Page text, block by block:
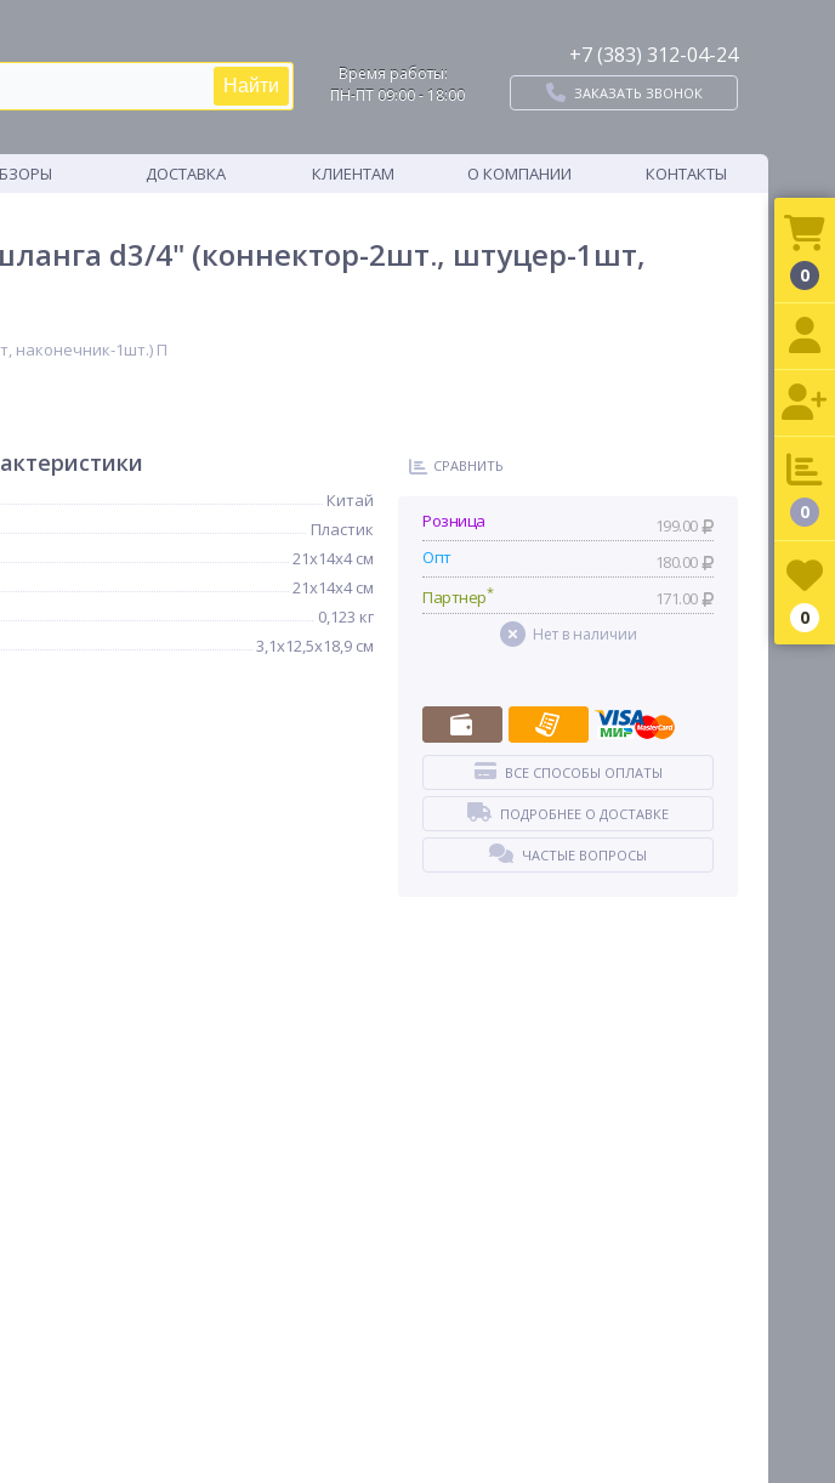
Найти
Время работы:
ПН-ПТ 09:00 - 18:00
+7 (383) 312-04-24
ЗАКАЗАТЬ ЗВОНОК
ДОСТАВКА КЛИЕНТАМ О КОМПАНИИ КОНТАКТЫ
d3/4" (коннектор-2шт., штуцер-1шт,
наконечник-1шт.) П
Китай
Пластик
21х14х4 см
21х14х4 см
0,123 кг
3,1х12,5х18,9 см
СРАВНИТЬ
Розница
199.00
Опт
180.00
Партнер* 171.00
Нет в наличии
ВСЕ СПОСОБЫ ОПЛАТЫ
ПОДРОБНЕЕ О ДОСТАВКЕ
ЧАСТЫЕ ВОПРОСЫ
0
0
0